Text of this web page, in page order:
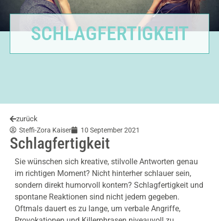
SCHLAGFERTIGKEIT
zurück
Steffi-Zora Kaiser 10 September 2021
Schlagfertigkeit
Sie wünschen sich kreative, stilvolle Antworten genau
im richtigen Moment? Nicht hinterher schlauer sein,
sondern direkt humorvoll kontern? Schlagfertigkeit und
spontane Reaktionen sind nicht jedem gegeben.
Oftmals dauert es zu lange, um verbale Angriffe,